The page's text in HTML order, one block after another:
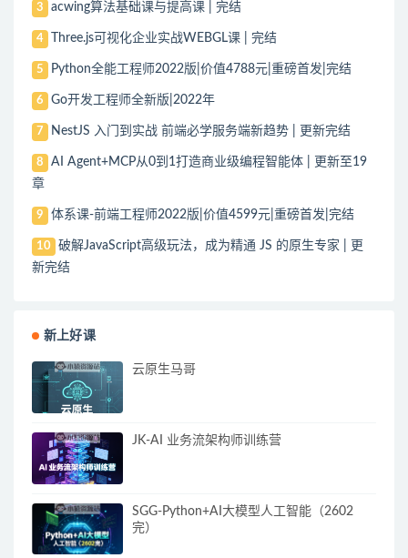
3 acwing算法基础课与提高课 | 完结
4 Three.js可视化企业实战WEBGL课 | 完结
5 Python全能工程师2022版|价值4788元|重磅首发|完结
6 Go开发工程师全新版|2022年
7 NestJS 入门到实战 前端必学服务端新趋势 | 更新完结
8
AI Agent+MCP从0到1打造商业级编程智能体 | 更新至19
章
9 体系课-前端工程师2022版|价值4599元|重磅首发|完结
10
破解JavaScript高级玩法，成为精通 JS 的原生专家 | 更
新完结
新上好课
云原生马哥
JK-AI 业务流架构师训练营
SGG-Python+AI大模型人工智能（2602
完）